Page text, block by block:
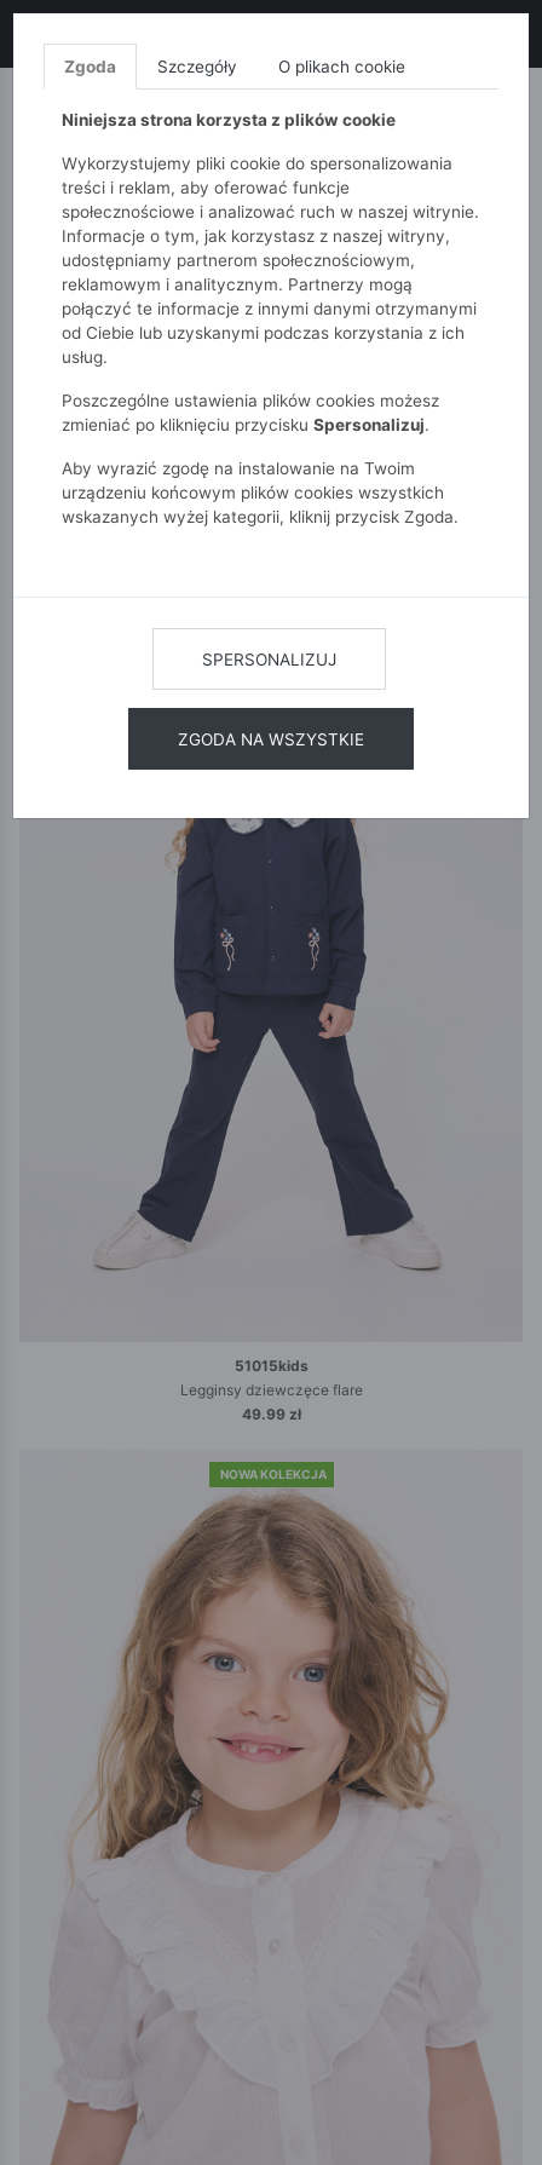
MONNARI QUIOSQUE
51015kids Back To School
BACK TO SCHOOL
POKAŻ FILTRY
51015kids
Legginsy dziewczęce flare
49.99 zł
NOWA KOLEKCJA
Zgoda Szczegóły O plikach cookie
Niniejsza strona korzysta z plików cookie
Wykorzystujemy pliki cookie do spersonalizowania
treści i reklam, aby oferować funkcje
społecznościowe i analizować ruch w naszej witrynie.
Informacje o tym, jak korzystasz z naszej witryny,
udostępniamy partnerom społecznościowym,
reklamowym i analitycznym. Partnerzy mogą
połączyć te informacje z innymi danymi otrzymanymi
od Ciebie lub uzyskanymi podczas korzystania z ich
usług.
Poszczególne ustawienia plików cookies możesz
zmieniać po kliknięciu przycisku Spersonalizuj.
Aby wyrazić zgodę na instalowanie na Twoim
urządzeniu końcowym plików cookies wszystkich
wskazanych wyżej kategorii, kliknij przycisk Zgoda.
SPERSONALIZUJ
ZGODA NA WSZYSTKIE